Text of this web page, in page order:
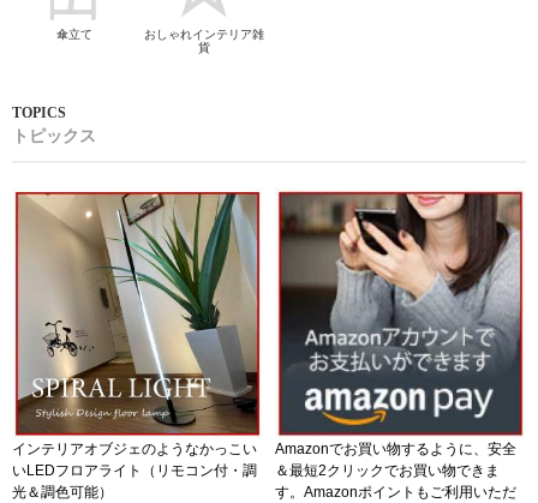
傘立て
おしゃれインテリア雑
貨
トピックス
インテリアオブジェのようなかっこい
いLEDフロアライト（リモコン付・調
光＆調色可能）
Amazonでお買い物するように、安全
＆最短2クリックでお買い物できま
す。Amazonポイントもご利用いただ